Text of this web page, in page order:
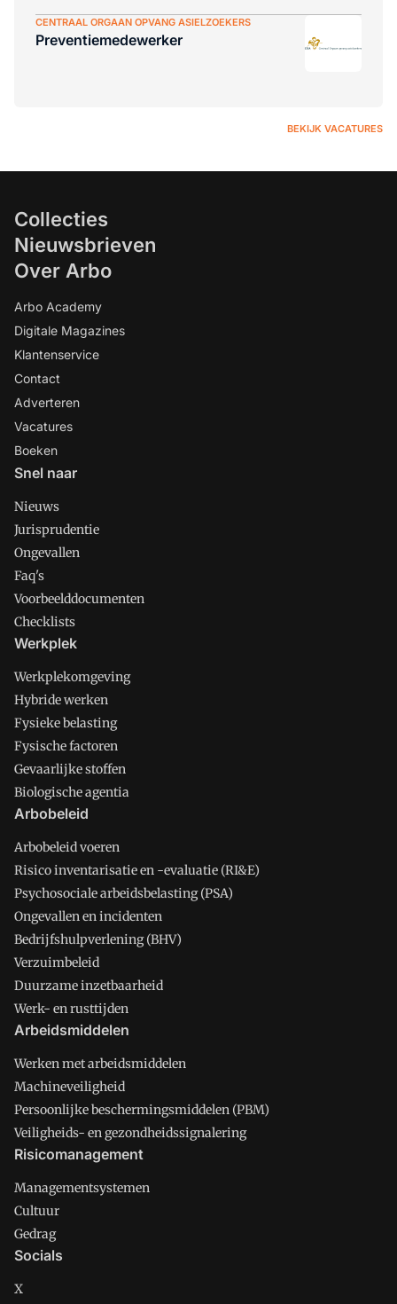
CENTRAAL ORGAAN OPVANG ASIELZOEKERS
Preventiemedewerker
BEKIJK VACATURES
Collecties
Nieuwsbrieven
Over Arbo
Arbo Academy
Digitale Magazines
Klantenservice
Contact
Adverteren
Vacatures
Boeken
Snel naar
Nieuws
Jurisprudentie
Ongevallen
Faq's
Voorbeelddocumenten
Checklists
Werkplek
Werkplekomgeving
Hybride werken
Fysieke belasting
Fysische factoren
Gevaarlijke stoffen
Biologische agentia
Arbobeleid
Arbobeleid voeren
Risico inventarisatie en -evaluatie (RI&E)
Psychosociale arbeidsbelasting (PSA)
Ongevallen en incidenten
Bedrijfshulpverlening (BHV)
Verzuimbeleid
Duurzame inzetbaarheid
Werk- en rusttijden
Arbeidsmiddelen
Werken met arbeidsmiddelen
Machineveiligheid
Persoonlijke beschermingsmiddelen (PBM)
Veiligheids- en gezondheidssignalering
Risicomanagement
Managementsystemen
Cultuur
Gedrag
Socials
X